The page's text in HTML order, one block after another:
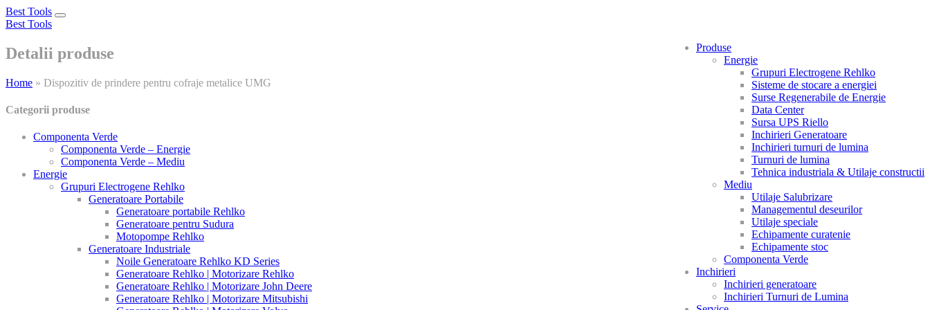
Best Tools
Toggle
Best Tools
Produse
Energie
Grupuri Electrogene Rehlko
Sisteme de stocare a energiei
Surse Regenerabile de Energie
Data Center
Sursa UPS Riello
Inchirieri Generatoare
Inchirieri turnuri de lumina
Turnuri de lumina
Tehnica industriala & Utilaje constructii
Mediu
Utilaje Salubrizare
Managementul deseurilor
Utilaje speciale
Echipamente curatenie
Echipamente stoc
Componenta Verde
Inchirieri
Inchirieri generatoare
Inchirieri Turnuri de Lumina
Detalii produse
Home » Dispozitiv de prindere pentru cofraje metalice UMG
Categorii produse
Componenta Verde
Componenta Verde – Energie
Componenta Verde – Mediu
Energie
Grupuri Electrogene Rehlko
Generatoare Portabile
Generatoare portabile Rehlko
Generatoare pentru Sudura
Motopompe Rehlko
Generatoare Industriale
Noile Generatoare Rehlko KD Series
Generatoare Rehlko | Motorizare Rehlko
Generatoare Rehlko | Motorizare John Deere
Generatoare Rehlko | Motorizare Mitsubishi